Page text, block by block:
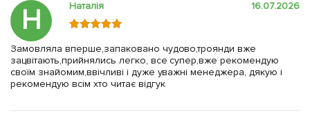
Н Наталія 16.07.2026
Замовляла вперше,запаковано чудово,троянди вже
зацвітають,прийнялись легко, все супер,вже рекомендую
своїм знайомим,ввічливі і дуже уважні менеджера, дякую і
рекомендую всім хто читає відгук